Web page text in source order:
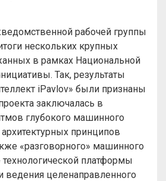
рабочей группы
нескольких крупных
в рамках Национальной
Так, результаты
iPavlov» были признаны
заключалась в
глубокого машинного
принципов
«разговорного» машинного
технологической платформы
ведения целенаправленного